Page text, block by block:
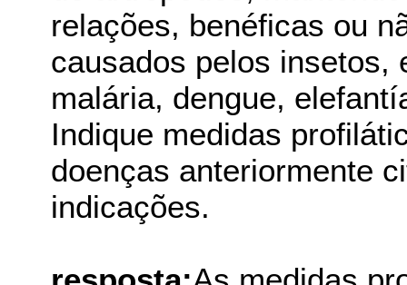
relações, benéficas ou
causados pelos insetos,
malária, dengue,
Indique medidas
doenças anteriormente
indicações.